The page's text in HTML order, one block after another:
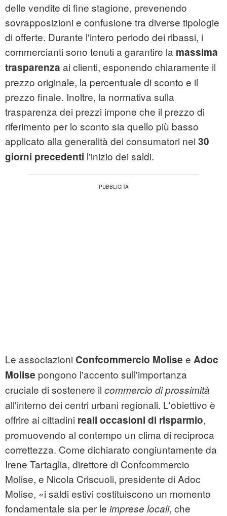
delle vendite di fine stagione, prevenendo
sovrapposizioni e confusione tra diverse tipologie
di offerte. Durante l'intero periodo dei ribassi, i
commercianti sono tenuti a garantire la massima
trasparenza ai clienti, esponendo chiaramente il
prezzo originale, la percentuale di sconto e il
prezzo finale. Inoltre, la normativa sulla
trasparenza dei prezzi impone che il prezzo di
riferimento per lo sconto sia quello più basso
applicato alla generalità dei consumatori nei 30
giorni precedenti l'inizio dei saldi.
Le associazioni Confcommercio Molise e Adoc
Molise pongono l'accento sull'importanza
cruciale di sostenere il commercio di prossimità
all'interno dei centri urbani regionali. L'obiettivo è
offrire ai cittadini reali occasioni di risparmio,
promuovendo al contempo un clima di reciproca
correttezza. Come dichiarato congiuntamente da
Irene Tartaglia, direttore di Confcommercio
Molise, e Nicola Criscuoli, presidente di Adoc
Molise, «i saldi estivi costituiscono un momento
fondamentale sia per le imprese locali, che